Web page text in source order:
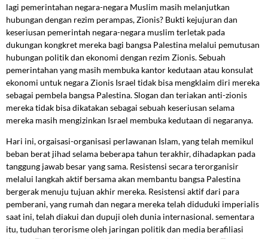
lagi pemerintahan negara-negara Muslim masih melanjutkan
hubungan dengan rezim perampas, Zionis? Bukti kejujuran dan
keseriusan pemerintah negara-negara muslim terletak pada
dukungan kongkret mereka bagi bangsa Palestina melalui pemutusan
hubungan politik dan ekonomi dengan rezim Zionis. Sebuah
pemerintahan yang masih membuka kantor kedutaan atau konsulat
ekonomi untuk negara Zionis Israel tidak bisa mengklaim diri mereka
sebagai pembela bangsa Palestina. Slogan dan teriakan anti-zionis
mereka tidak bisa dikatakan sebagai sebuah keseriusan selama
mereka masih mengizinkan Israel membuka kedutaan di negaranya.
Hari ini, orgaisasi-organisasi perlawanan Islam, yang telah memikul
beban berat jihad selama beberapa tahun terakhir, dihadapkan pada
tanggung jawab besar yang sama. Resistensi secara terorganisir
melalui langkah aktif bersama akan membantu bangsa Palestina
bergerak menuju tujuan akhir mereka. Resistensi aktif dari para
pemberani, yang rumah dan negara mereka telah diduduki imperialis
saat ini, telah diakui dan dupuji oleh dunia internasional. sementara
itu, tuduhan terorisme oleh jaringan politik dan media berafiliasi